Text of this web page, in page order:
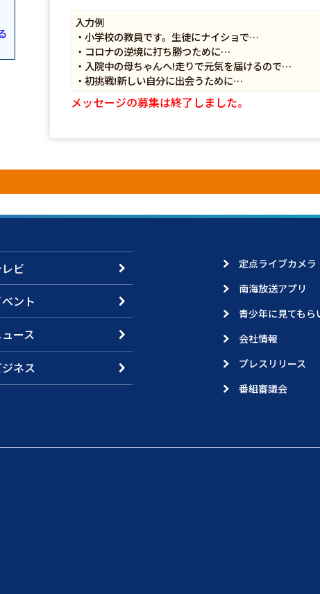
入力例
・小学校の教員です。生徒にナイショで…
・コロナの逆境に打ち勝つために…
・入院中の母ちゃんへ!走りで元気を届けるので…
・初挑戦!新しい自分に出会うために…
メッセージの募集は終了しました。
ビ
ント
ース
ジネス
定点ライブカメラ
南海放送アプリ
青少年に見てもら
会社情報
プレスリリース
番組審議会